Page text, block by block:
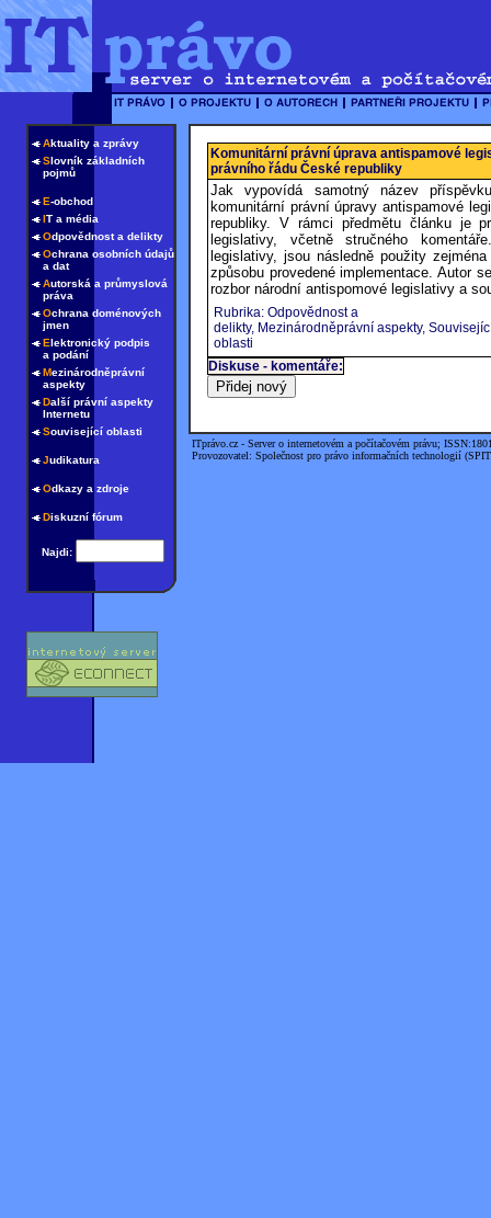
Aktuality a zprávy
Slovník základních
pojmů
E-obchod
IT a média
Odpovědnost a delikty
Ochrana osobních údajů
a dat
Autorská a průmyslová
práva
Ochrana doménových
jmen
Elektronický podpis
a podání
Mezinárodněprávní
aspekty
Další právní aspekty
Internetu
Související oblasti
Judikatura
Odkazy a zdroje
Diskuzní fórum
Najdi:
Komunitární právní úprava antispamové
právního řádu České republiky
Jak vypovídá samotný název
komunitární právní úpravy antispamové
republiky. V rámci předmětu článku je
legislativy, včetně stručného
legislativy, jsou následně použity
způsobu provedené implementace. Autor
rozbor národní antispomové legislativy a
Rubrika: Odpovědnost a
delikty, Mezinárodněprávní aspekty,
oblasti
Diskuse - komentáře:
ITprávo.cz - Server o internetovém a počítačovém právu;
Provozovatel: Společnost pro právo informačních technologií